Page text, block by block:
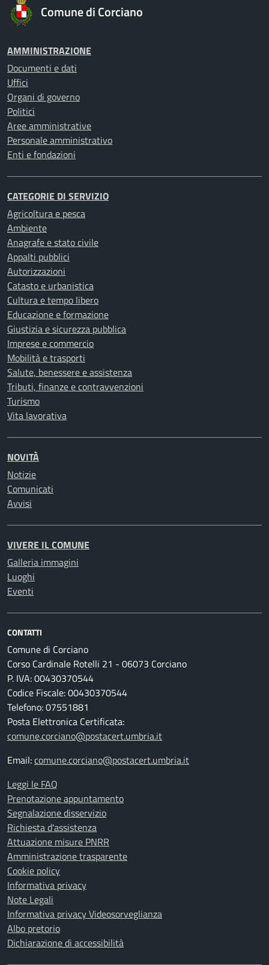
Comune di Corciano
AMMINISTRAZIONE
Documenti e dati
Uffici
Organi di governo
Politici
Aree amministrative
Personale amministrativo
Enti e fondazioni
CATEGORIE DI SERVIZIO
Agricoltura e pesca
Ambiente
Anagrafe e stato civile
Appalti pubblici
Autorizzazioni
Catasto e urbanistica
Cultura e tempo libero
Educazione e formazione
Giustizia e sicurezza pubblica
Imprese e commercio
Mobilità e trasporti
Salute, benessere e assistenza
Tributi, finanze e contravvenzioni
Turismo
Vita lavorativa
NOVITÀ
Notizie
Comunicati
Avvisi
VIVERE IL COMUNE
Galleria immagini
Luoghi
Eventi
CONTATTI
Comune di Corciano
Corso Cardinale Rotelli 21 - 06073 Corciano
P. IVA: 00430370544
Codice Fiscale: 00430370544
Telefono: 07551881
Posta Elettronica Certificata:
comune.corciano@postacert.umbria.it
Email:comune.corciano@postacert.umbria.it
Leggi le FAQ
Prenotazione appuntamento
Segnalazione disservizio
Richiesta d'assistenza
Attuazione misure PNRR
Amministrazione trasparente
Cookie policy
Informativa privacy
Note Legali
Informativa privacy Videosorveglianza
Albo pretorio
Dichiarazione di accessibilità